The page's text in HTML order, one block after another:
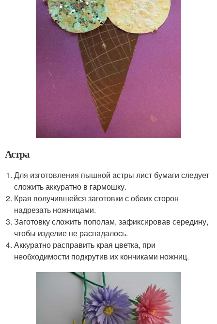
Астра
Для изготовления пышной астры лист бумаги следует
сложить аккуратно в гармошку.
Края получившейся заготовки с обеих сторон
надрезать ножницами.
Заготовку сложить пополам, зафиксировав середину,
чтобы изделие не распадалось.
Аккуратно расправить края цветка, при
необходимости подкрутив их кончиками ножниц.